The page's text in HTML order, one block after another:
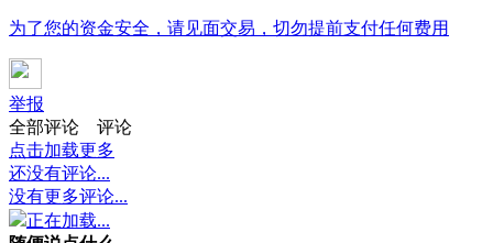
为了您的资金安全，请见面交易，切勿提前支付任何费用
举报
全部评论
评论
点击加载更多
还没有评论...
没有更多评论...
正在加载...